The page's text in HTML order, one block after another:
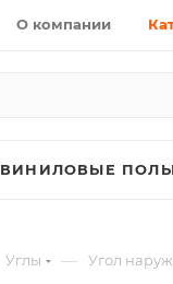
О компании
ВИНИЛОВЫЕ
Углы — Угол